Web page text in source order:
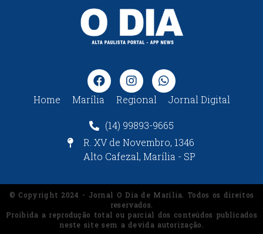
Home Marília Regional Jornal Digital
(14) 99893-9665
R. XV de Novembro, 1346
Alto Cafezal, Marília - SP
© Copyright 2024 - Jornal O Dia de Marília. Todos os direitos
reservados.
Proibida a reprodução total ou parcial dos conteúdos publicados
neste site sem a devida autorização.